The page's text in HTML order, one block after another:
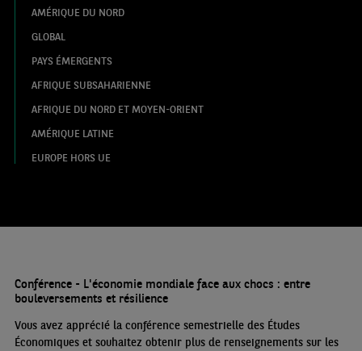
AMÉRIQUE DU NORD
GLOBAL
PAYS ÉMERGENTS
AFRIQUE SUBSAHARIENNE
AFRIQUE DU NORD ET MOYEN-ORIENT
AMÉRIQUE LATINE
EUROPE HORS UE
Conférence - L'économie mondiale face aux chocs : entre
bouleversements et résilience
Vous avez apprécié la conférence semestrielle des Études
Économiques et souhaitez obtenir plus de renseignements sur les